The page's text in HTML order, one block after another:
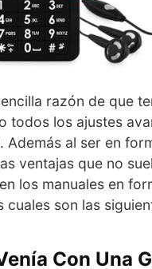
razón de que
todos los ajustes
Además al ser en
ventajas que no
los manuales en
cuales son las
Con Una